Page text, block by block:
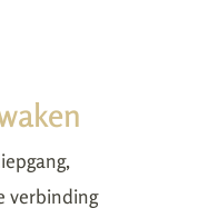
verbinding